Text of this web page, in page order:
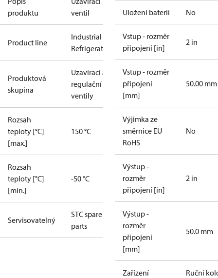
produktu
ventil
Product line
Industrial
Refrigeration
Produktová
skupina
Uzavírací a
regulační
ventily
Rozsah
teploty [°C]
[max.]
150 °C
Rozsah
teploty [°C]
[min.]
-50 °C
Servisovatelný
STC spare
parts
Uložení baterií No
Vstup - rozměr
připojení [in]
2 in
Vstup - rozměr
připojení
[mm]
50.00 mm
Výjimka ze
směrnice EU
RoHS
No
Výstup -
rozměr
připojení [in]
2 in
Výstup -
rozměr
připojení
[mm]
50.0 mm
Zařízení Ruční